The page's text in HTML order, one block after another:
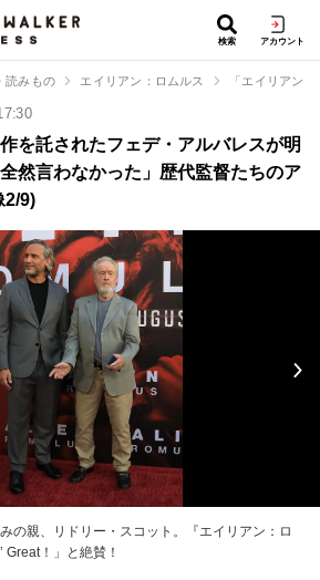
検索 アカウント
読みもの エイリアン：ロムルス 「エイリアン
を託されたフェデ・アルバレスが明
然言わなかった」歴代監督たちのア
2/9)
の親、リドリー・スコット。『エイリアン：ロ
Great！」と絶賛！